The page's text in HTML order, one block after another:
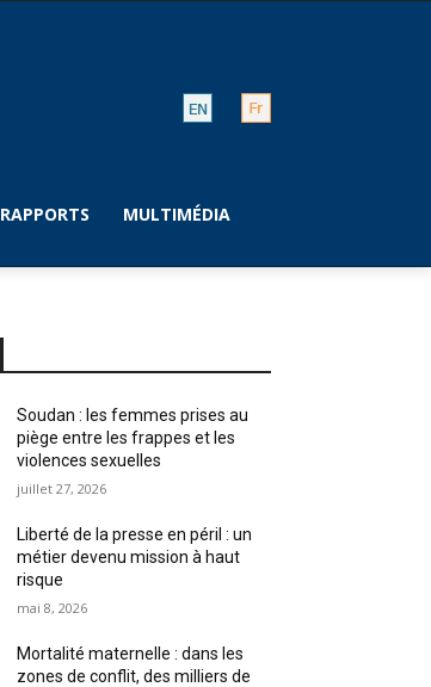
RAPPORTS MULTIMÉDIA
Soudan : les femmes prises au
piège entre les frappes et les
violences sexuelles
juillet 27, 2026
Liberté de la presse en péril : un
métier devenu mission à haut
risque
mai 8, 2026
Mortalité maternelle : dans les
zones de conflit, des milliers de